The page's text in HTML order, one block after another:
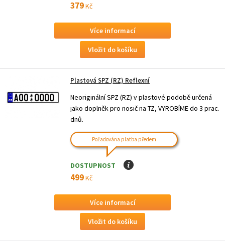
379Kč
Více informací
Plastová SPZ (RZ) Reflexní
Neoriginální SPZ (RZ) v plastové podobě určená
jako doplněk pro nosič na TZ, VYROBÍME do 3 prac.
dnů.
Požadována platba předem
DOSTUPNOST I
499Kč
Více informací